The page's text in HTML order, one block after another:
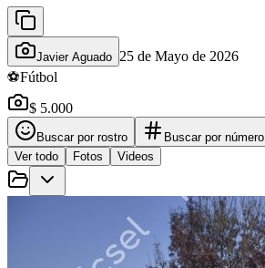
Javier Aguado 25 de Mayo de 2026
⚽Fútbol
$ 5.000
Buscar por rostro
Buscar por número
Ver todo
Fotos Videos